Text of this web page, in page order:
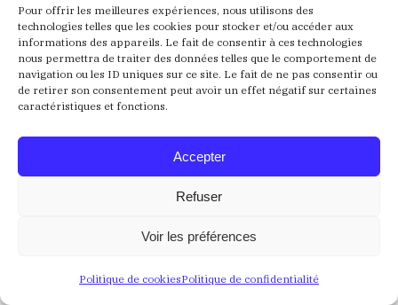
Pour offrir les meilleures expériences, nous utilisons des
technologies telles que les cookies pour stocker et/ou accéder aux
informations des appareils. Le fait de consentir à ces technologies
nous permettra de traiter des données telles que le comportement de
navigation ou les ID uniques sur ce site. Le fait de ne pas consentir ou
de retirer son consentement peut avoir un effet négatif sur certaines
caractéristiques et fonctions.
Accepter
Refuser
Voir les préférences
Politique de cookiesPolitique de confidentialité
Nous ne trouvons pas ce que vous cherchez. La barre
de recherche pourrait vous être utile
Recherche
:
Mentions LégalesPolitique de confidentialité